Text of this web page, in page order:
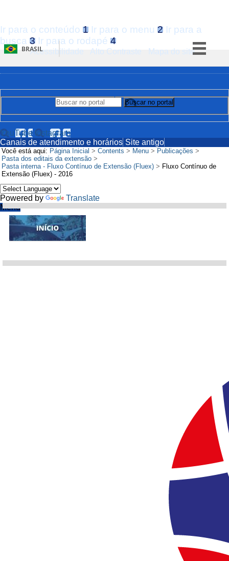
Ir para o conteúdo 1 Ir para o menu 2 Ir para a
busca 3 Ir para o rodapé 4
Acessibilidade Alto Contraste Mapa do site
BRASIL
Simplifique!
Participe
Acesso à informação
Canais
Buscar no portal
YouTube Instagram
Canais de atendimento e horários Site antigo
Você está aqui: Página Inicial >Contents > Menu > Publicações >
Pasta dos editais da extensão >
Pasta interna - Fluxo Contínuo de Extensão (Fluex) > Fluxo Contínuo de
Extensão (Fluex) - 2016
Powered by
Translate
Menu